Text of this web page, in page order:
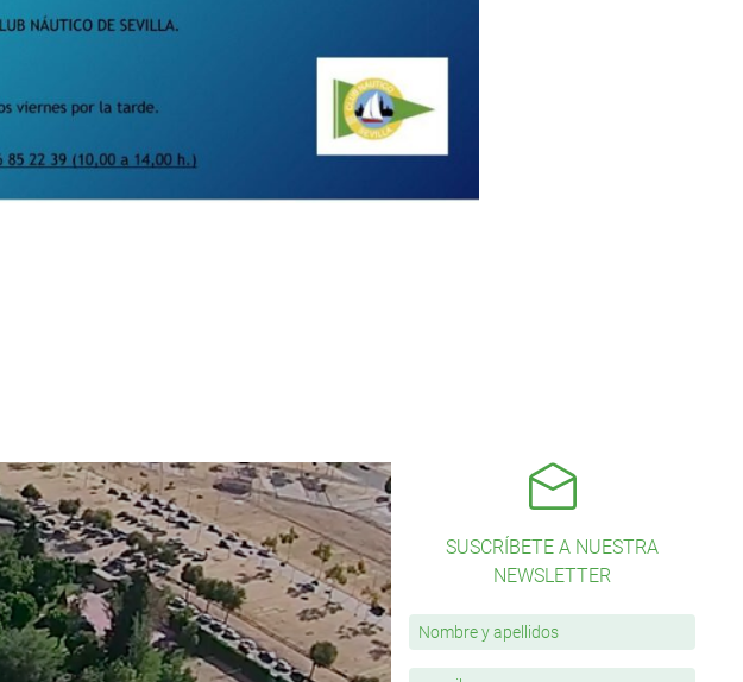
SUSCRÍBETE A NUESTRA
NEWSLETTER